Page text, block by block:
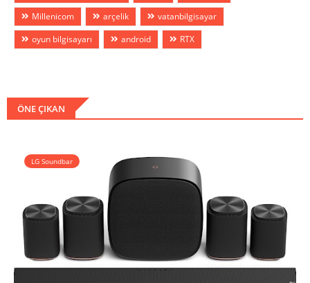
Millenicom
arçelik
vatanbilgisayar
oyun bilgisayarı
android RTX
ÖNE ÇIKAN
LG Soundbar